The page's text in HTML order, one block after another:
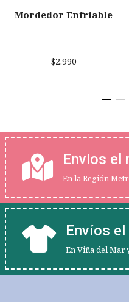
Mordedor Enfriable
$2.990
Envios el
En la Región
Envíos
En Viña del Mar